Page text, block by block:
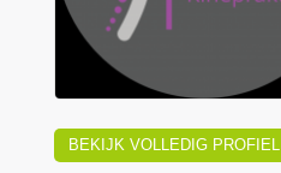
BEKIJK VOLLEDIG PROFIEL